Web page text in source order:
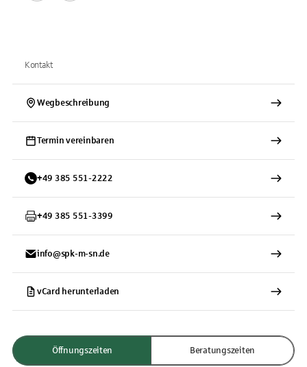
Kontakt
Wegbeschreibung
Termin vereinbaren
+49 385 551-2222
+49 385 551-3399
info@spk-m-sn.de
vCard herunterladen
Öffnungszeiten Beratungszeiten